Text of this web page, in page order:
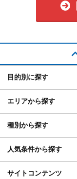
目的別に探す
エリアから探す
種別から探す
人気条件から探す
サイトコンテンツ